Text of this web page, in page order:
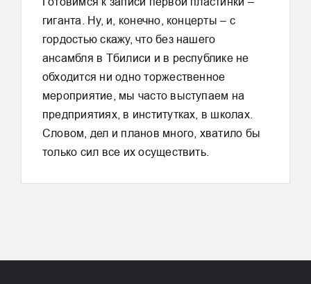
гиганта. Ну, и, конечно, концерты – с
гордостью скажу, что без нашего
ансамбля в Тбилиси и в республике не
обходится ни одно торжественное
мероприятие, мы часто выступаем на
предприятиях, в институтках, в школах.
Словом, дел и планов много, хватило бы
только сил все их осуществить.